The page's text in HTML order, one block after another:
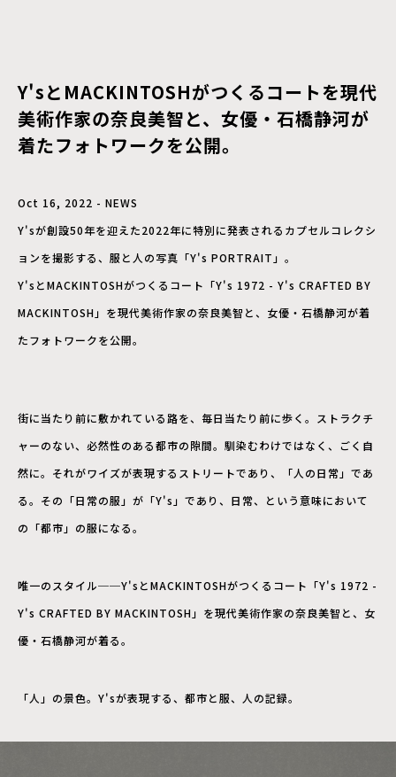
Y'sとMACKINTOSHがつくるコートを現代
美術作家の奈良美智と、女優・石橋静河が
着たフォトワークを公開。
Oct 16, 2022 - NEWS
Y'sが創設50年を迎えた2022年に特別に発表されるカプセルコレクシ
ョンを撮影する、服と人の写真「Y's PORTRAIT」。
Y'sとMACKINTOSHがつくるコート「Y's 1972 - Y's CRAFTED BY
MACKINTOSH」を現代美術作家の奈良美智と、女優・石橋静河が着
たフォトワークを公開。
街に当たり前に敷かれている路を、毎日当たり前に歩く。ストラクチ
ャーのない、必然性のある都市の隙間。馴染むわけではなく、ごく自
然に。それがワイズが表現するストリートであり、「人の日常」であ
る。その「日常の服」が「Y's」であり、日常、という意味において
の「都市」の服になる。
唯一のスタイル──Y'sとMACKINTOSHがつくるコート「Y's 1972 -
Y's CRAFTED BY MACKINTOSH」を現代美術作家の奈良美智と、女
優・石橋静河が着る。
「人」の景色。Y'sが表現する、都市と服、人の記録。